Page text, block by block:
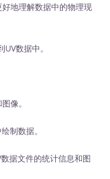
地理解数据中的物理现
数据中。
像。
制数据。
据文件的统计信息和图